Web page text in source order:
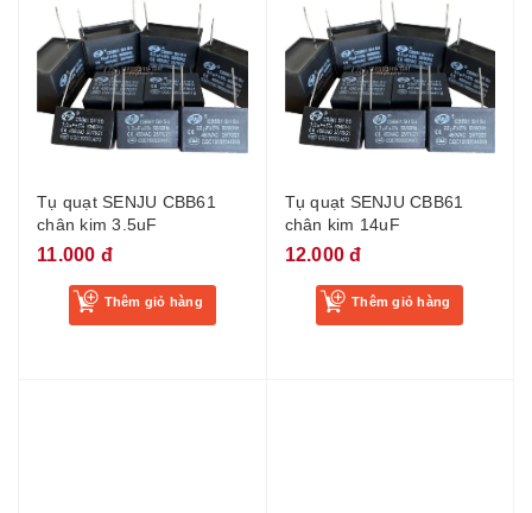
Tụ quạt SENJU CBB61
chân kim 3.5uF
11.000 đ
Thêm giỏ hàng
Tụ quạt SENJU CBB61
chân kim 14uF
12.000 đ
Thêm giỏ hàng